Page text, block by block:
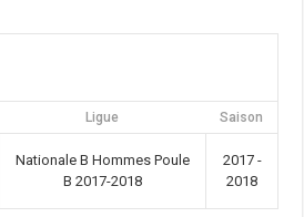
Ligue Saison
Nationale B Hommes Poule
B 2017-2018
2017 -
2018